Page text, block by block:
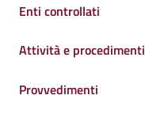
Enti controllati
Attività e procedimenti
Provvedimenti